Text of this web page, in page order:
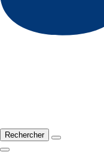
Rechercher